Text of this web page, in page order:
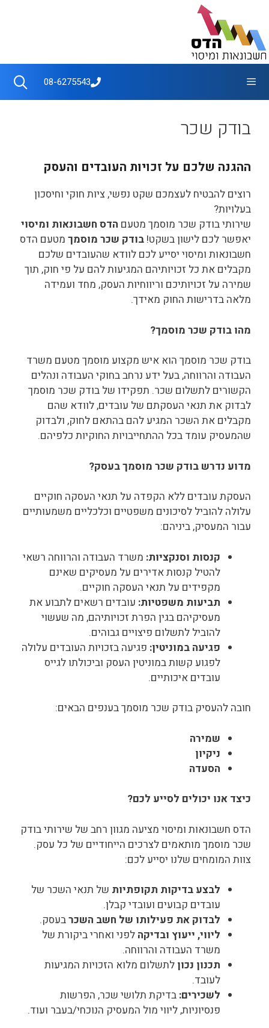
08-6275543
בודק שכר
ההגנה שלכם על זכויות העובדים והעסק
רוצים להבטיח לעצמכם שקט נפשי, ציות חוקי וחיסכון
בעלויות?
שירותי בודק שכר מוסמך מטעם הדס חשבונאות ומיסוי
יאפשר לכם לישון בשקט! בודק שכר מוסמך מטעם הדס
חשבונאות ומיסוי יסייע לכם לוודא שהעובדים שלכם
מקבלים את כל זכויותיהם המגיעות להם על פי חוק, תוך
שמירה על זכויותיכם וריווחיות העסק, מחד ועמידה
מלאה בדרישות החוק מאידך.
מהו בודק שכר מוסמך?
בודק שכר מוסמך הוא איש מקצוע מוסמך מטעם משרד
העבודה והרווחה, בעל ידע נרחב בחוקי העבודה ונהלים
הקשורים לתשלום שכר. תפקידו של בודק שכר מוסמך
לבדוק את תנאי העסקתם של עובדים, לוודא שהם
מקבלים את השכר המגיע להם בהתאם לחוק, ולבדוק
שהמעסיק עומד בכל ההתחייבויות החוקיות כלפיהם.
מדוע נדרש בודק שכר מוסמך בעסק?
העסקת עובדים ללא הקפדה על תנאי העסקה חוקיים
עלולה להוביל לסיכונים משפטיים וכלכליים משמעותיים
עבור המעסיק, ביניהם:
קנסות וסנקציות: משרד העבודה והרווחה רשאי
להטיל קנסות אדירים על מעסיקים שאינם
מקפידים על תנאי העסקה חוקיים.
תביעות משפטיות: עובדים רשאים לתבוע את
מעסיקיהם בגין הפרת זכויותיהם, מה שעשוי
להוביל לתשלום פיצויים גבוהים.
פגיעה במוניטין: פגיעה בזכויות העובדים עלולה
לפגוע קשות במוניטין העסק וביכולתו לגייס
עובדים איכותיים.
חובה להעסיק בודק שכר מוסמך בענפים הבאים:
שמירה
ניקיון
הסעדה
כיצד אנו יכולים לסייע לכם?
הדס חשבונאות ומיסוי מציעה מגוון רחב של שירותי בודק
שכר מוסמך מותאמים לצרכים הייחודיים של כל עסק.
צוות המומחים שלנו יסייע לכם:
לבצע בדיקות תקופתיות של תנאי השכר של
עובדים קבועים ועובדי קבלן.
לבדוק את פעילותו של חשב השכרבעסק.
ליווי, ייעוץ ובדיקה לפני ואחרי ביקורת של
משרד העבודה והרווחה.
תכנון נכון לתשלום מלוא הזכויות המגיעות
לעובד.
לשכירים: בדיקת תלושי שכר, הפרשות
פנסיוניות, ליווי מול המעסיק הנוכחי/בעבר ועוד.